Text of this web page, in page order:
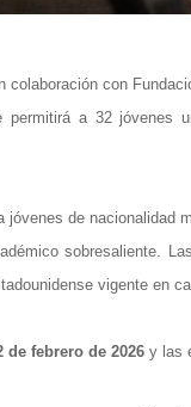
colaboración con
a 32 jóvenes
jóvenes de
sobresaliente.
vigente en
de febrero de 2026 y las